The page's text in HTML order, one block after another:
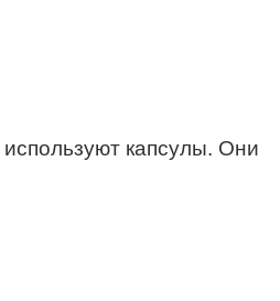
капсулы. Они